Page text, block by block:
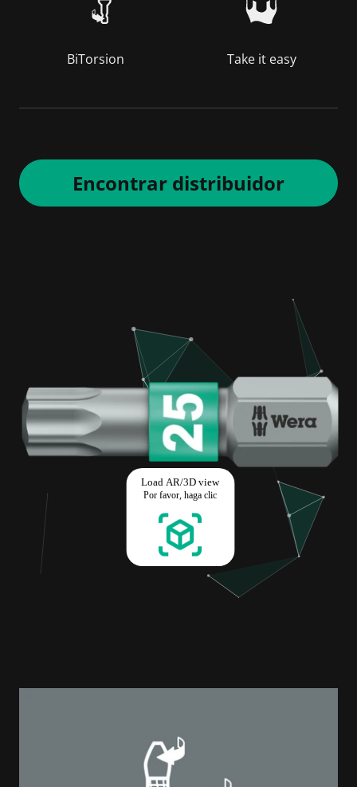
BiTorsion Take it easy
Encontrar distribuidor